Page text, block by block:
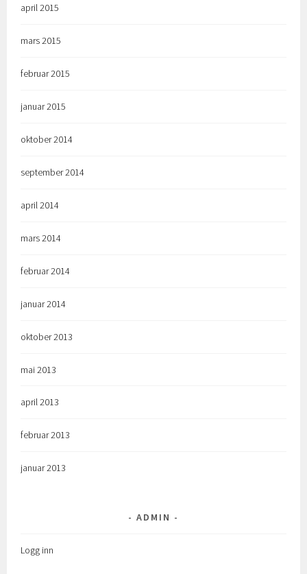
april 2015
mars 2015
februar 2015
januar 2015
oktober 2014
september 2014
april 2014
mars 2014
februar 2014
januar 2014
oktober 2013
mai 2013
april 2013
februar 2013
januar 2013
ADMIN
Logg inn